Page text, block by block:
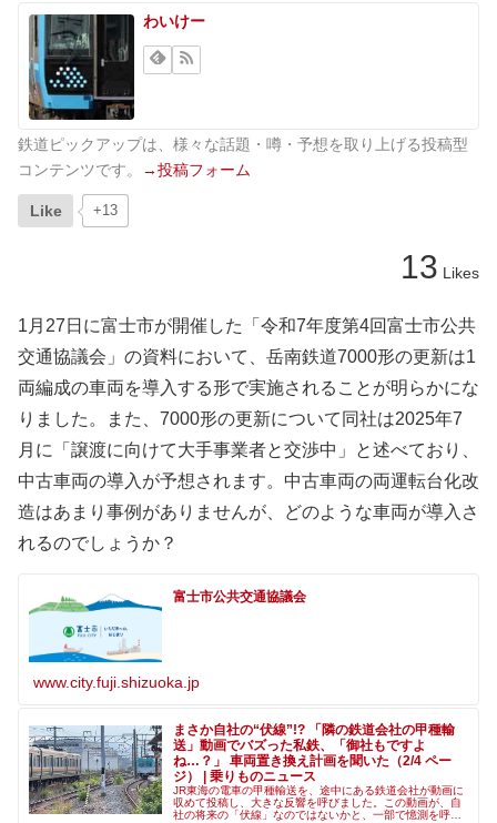
わいけー
鉄道ピックアップは、様々な話題・噂・予想を取り上げる投稿型
コンテンツです。
→投稿フォーム
Like +13
13 Likes
1月27日に富士市が開催した「令和7年度第4回富士市公共
交通協議会」の資料において、岳南鉄道7000形の更新は1
両編成の車両を導入する形で実施されることが明らかにな
りました。また、7000形の更新について同社は2025年7
月に「譲渡に向けて大手事業者と交渉中」と述べており、
中古車両の導入が予想されます。中古車両の両運転台化改
造はあまり事例がありませんが、どのような車両が導入さ
れるのでしょうか？
富士市公共交通協議会
www.city.fuji.shizuoka.jp
まさか自社の“伏線”!? 「隣の鉄道会社の甲種輸
送」動画でバズった私鉄、「御社もですよ
ね…？」 車両置き換え計画を聞いた（2/4 ペー
ジ） | 乗りものニュース
JR東海の電車の甲種輸送を、途中にある鉄道会社が動画に
収めて投稿し、大きな反響を呼びました。この動画が、自
社の将来の「伏線」なのではないかと、一部で憶測を呼ん